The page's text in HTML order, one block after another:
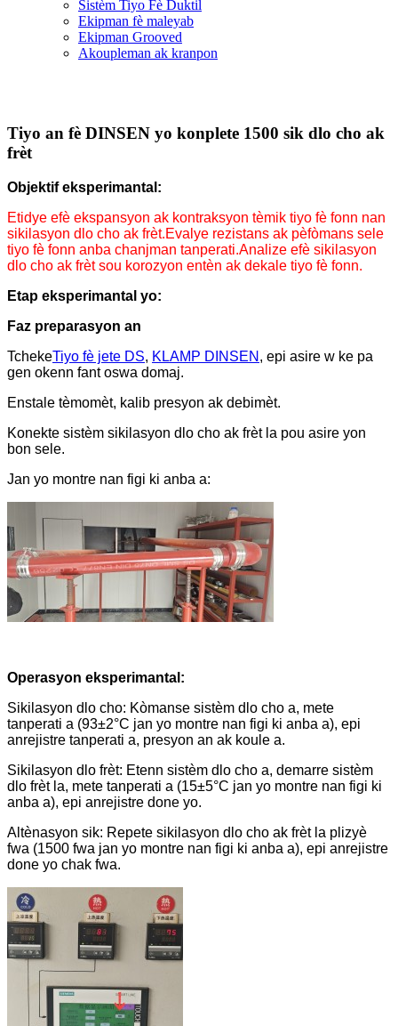
Sistèm Tiyo Fè Duktil
Ekipman fè maleyab
Ekipman Grooved
Akoupleman ak kranpon
Tiyo an fè DINSEN yo konplete 1500 sik dlo cho ak
frèt
Objektif eksperimantal:
Etidye efè ekspansyon ak kontraksyon tèmik tiyo fè fonn nan
sikilasyon dlo cho ak frèt.Evalye rezistans ak pèfòmans sele
tiyo fè fonn anba chanjman tanperati.Analize efè sikilasyon
dlo cho ak frèt sou korozyon entèn ak dekale tiyo fè fonn.
Etap eksperimantal yo:
Faz preparasyon an
TchekeTiyo fè jete DS, KLAMP DINSEN , epi asire w ke pa
gen okenn fant oswa domaj.
Enstale tèmomèt, kalib presyon ak debimèt.
Konekte sistèm sikilasyon dlo cho ak frèt la pou asire yon
bon sele.
Jan yo montre nan figi ki anba a:
Operasyon eksperimantal:
Sikilasyon dlo cho: Kòmanse sistèm dlo cho a, mete
tanperati a (93±2°C jan yo montre nan figi ki anba a), epi
anrejistre tanperati a, presyon an ak koule a.
Sikilasyon dlo frèt: Etenn sistèm dlo cho a, demarre sistèm
dlo frèt la, mete tanperati a (15±5°C jan yo montre nan figi ki
anba a), epi anrejistre done yo.
Altènasyon sik: Repete sikilasyon dlo cho ak frèt la plizyè
fwa (1500 fwa jan yo montre nan figi ki anba a), epi anrejistre
done yo chak fwa.